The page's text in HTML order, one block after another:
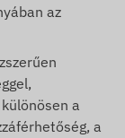
az
a
a